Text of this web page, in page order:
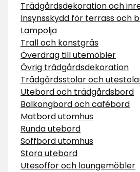
Trädgårdsdekoration och
Insynsskydd för terrass och
Lampolja
Trall och konstgräs
Överdrag till utemöbler
Övrig trädgårdsdekoration
Trädgårdsstolar och
Utebord och trädgårdsbord
Balkongbord och cafébord
Matbord utomhus
Runda utebord
Soffbord utomhus
Stora utebord
Utesoffor och loungemöbler